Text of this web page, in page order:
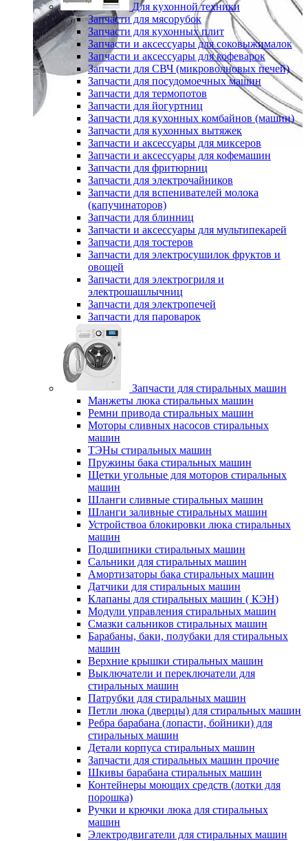
Для кухонной техники
Запчасти для мясорубок
Запчасти для кухонных плит
Запчасти и аксессуары для соковыжималок
Запчасти и аксессуары для кофеварок
Запчасти для СВЧ (микроволновых печей)
Запчасти для посудомоечных машин
Запчасти для термопотов
Запчасти для йогуртниц
Запчасти для кухонных комбайнов (машин)
Запчасти для кухонных вытяжек
Запчасти и аксессуары для миксеров
Запчасти и аксессуары для кофемашин
Запчасти для фритюрниц
Запчасти для электрочайников
Запчасти для вспенивателей молока
(капучинаторов)
Запчасти для блинниц
Запчасти и аксессуары для мультипекарей
Запчасти для тостеров
Запчасти для электросушилок фруктов и
овощей
Запчасти для электрогриля и
электрошашлычниц
Запчасти для электропечей
Запчасти для пароварок
Запчасти для стиральных машин
Манжеты люка стиральных машин
Ремни привода стиральных машин
Моторы сливных насосов стиральных
машин
ТЭНы стиральных машин
Пружины бака стиральных машин
Щетки угольные для моторов стиральных
машин
Шланги сливные стиральных машин
Шланги заливные стиральных машин
Устройствоа блокировки люка стиральных
машин
Подшипники стиральных машин
Сальники для стиральных машин
Амортизаторы бака стиральных машин
Датчики для стиральных машин
Клапаны для стиральных машин ( КЭН)
Модули управления стиральных машин
Смазки сальников стиральных машин
Барабаны, баки, полубаки для стиральных
машин
Верхние крышки стиральных машин
Выключатели и переключатели для
стиральных машин
Патрубки для стиральных машин
Петли люка (дверцы) для стиральных машин
Ребра барабана (лопасти, бойники) для
стиральных машин
Детали корпуса стиральных машин
Запчасти для стиральных машин прочие
Шкивы барабана стиральных машин
Контейнеры моющих средств (лотки для
порошка)
Ручки и крючки люка для стиральных
машин
Электродвигатели для стиральных машин